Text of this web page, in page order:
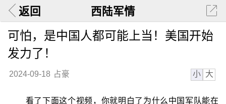
返回 西陆军情
可怕，是中国人都可能上当！美国开始
发力了！
2024-09-18 占豪 小 大
看了下面这个视频，你就明白了为什么中国军队能在